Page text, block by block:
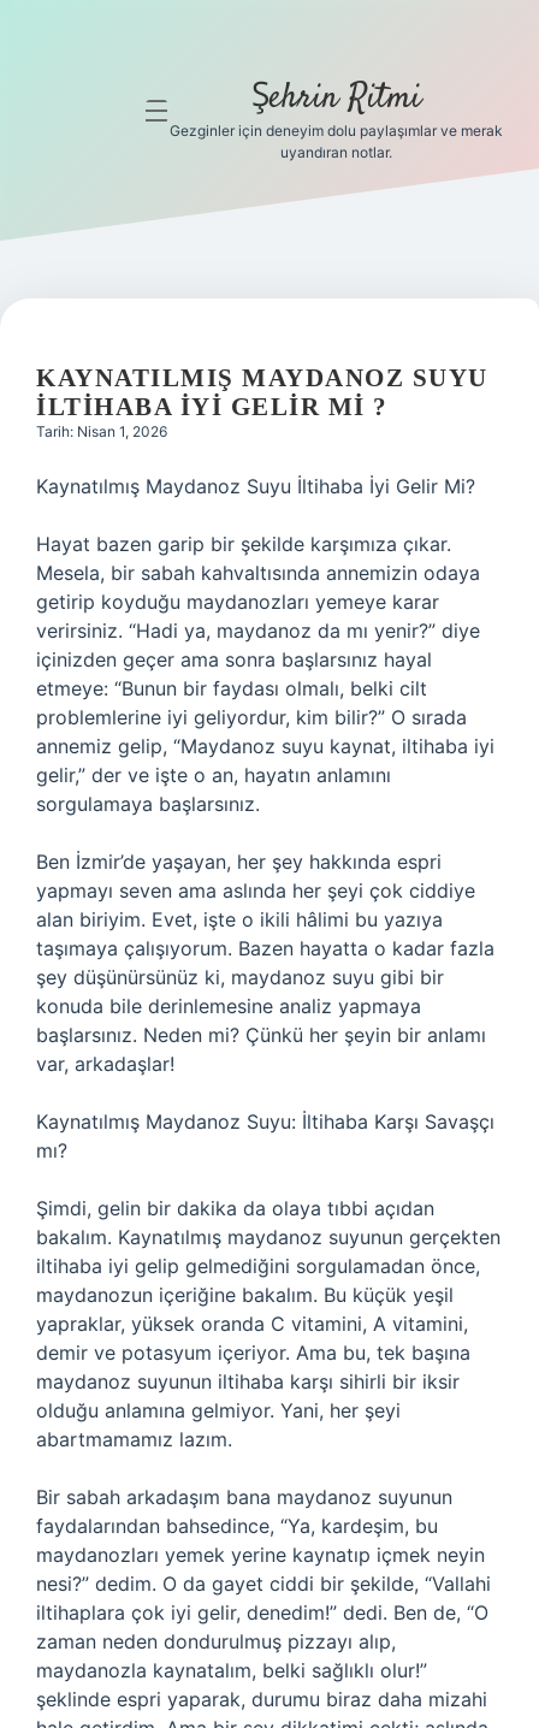
Gizlilik
Hakkımızda
Hakkımızda
menüyü
Şehrin Ritmi
Gezginler için deneyim dolu paylaşımlar ve merak
uyandıran notlar.
KAYNATILMIŞ MAYDANOZ SUYU
ILTIHABA IYI GELIR MI ?
Tarih: Nisan 1, 2026
Kaynatılmış Maydanoz Suyu İltihaba İyi Gelir Mi?
Hayat bazen garip bir şekilde karşımıza çıkar.
Mesela, bir sabah kahvaltısında annemizin odaya
getirip koyduğu maydanozları yemeye karar
verirsiniz. “Hadi ya, maydanoz da mı yenir?” diye
içinizden geçer ama sonra başlarsınız hayal
etmeye: “Bunun bir faydası olmalı, belki cilt
problemlerine iyi geliyordur, kim bilir?” O sırada
annemiz gelip, “Maydanoz suyu kaynat, iltihaba iyi
gelir,” der ve işte o an, hayatın anlamını
sorgulamaya başlarsınız.
Ben İzmir’de yaşayan, her şey hakkında espri
yapmayı seven ama aslında her şeyi çok ciddiye
alan biriyim. Evet, işte o ikili hâlimi bu yazıya
taşımaya çalışıyorum. Bazen hayatta o kadar fazla
şey düşünürsünüz ki, maydanoz suyu gibi bir
konuda bile derinlemesine analiz yapmaya
başlarsınız. Neden mi? Çünkü her şeyin bir anlamı
var, arkadaşlar!
Kaynatılmış Maydanoz Suyu: İltihaba Karşı Savaşçı
mı?
Şimdi, gelin bir dakika da olaya tıbbi açıdan
bakalım. Kaynatılmış maydanoz suyunun gerçekten
iltihaba iyi gelip gelmediğini sorgulamadan önce,
maydanozun içeriğine bakalım. Bu küçük yeşil
yapraklar, yüksek oranda C vitamini, A vitamini,
demir ve potasyum içeriyor. Ama bu, tek başına
maydanoz suyunun iltihaba karşı sihirli bir iksir
olduğu anlamına gelmiyor. Yani, her şeyi
abartmamamız lazım.
Bir sabah arkadaşım bana maydanoz suyunun
faydalarından bahsedince, “Ya, kardeşim, bu
maydanozları yemek yerine kaynatıp içmek neyin
nesi?” dedim. O da gayet ciddi bir şekilde, “Vallahi
iltihaplara çok iyi gelir, denedim!” dedi. Ben de, “O
zaman neden dondurulmuş pizzayı alıp,
maydanozla kaynatalım, belki sağlıklı olur!”
şeklinde espri yaparak, durumu biraz daha mizahi